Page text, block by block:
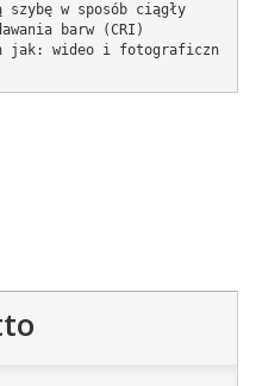
w sposób ciągły
barw (CRI)
jak: wideo i fotograficzn